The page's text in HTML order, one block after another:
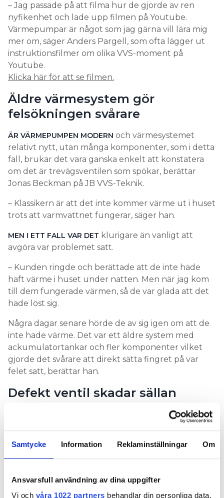
Samtycke Information Reklaminställningar Om
Ansvarsfull användning av dina uppgifter
Vi och våra 1022 partners behandlar din personliga data,
– Jag passade på att filma hur de gjorde av ren
nyfikenhet och lade upp filmen på Youtube.
Värmepumpar är något som jag gärna vill lära mig
mer om, säger Anders Pargell, som ofta lägger ut
instruktionsfilmer om olika VVS-moment på
Youtube.
Klicka här för att se filmen.
Äldre värmesystem gör
felsökningen svårare
ÄR VÄRMEPUMPEN MODERN och värmesystemet
relativt nytt, utan många komponenter, som i detta
fall, brukar det vara ganska enkelt att konstatera
om det är trevägsventilen som spökar, berättar
Jonas Beckman på JB VVS-Teknik.
– Klassikern är att det inte kommer värme ut i huset
trots att varmvattnet fungerar, säger han.
MEN I ETT FALL VAR DET klurigare än vanligt att
avgöra var problemet satt.
– Kunden ringde och berättade att de inte hade
haft värme i huset under natten. Men när jag kom
till dem fungerade värmen, så de var glada att det
hade löst sig.
Några dagar senare hörde de av sig igen om att de
inte hade värme. Det var ett äldre system med
ackumulatortankar och fler komponenter vilket
gjorde det svårare att direkt sätta fingret på var
felet satt, berättar han.
Defekt ventil skadar sällan
Jonas Beckman ringde sina kontakter på Nibe som
sade att det borde vara trevägsventilen som
att jobba med med Nibe i ryggen, säger han.